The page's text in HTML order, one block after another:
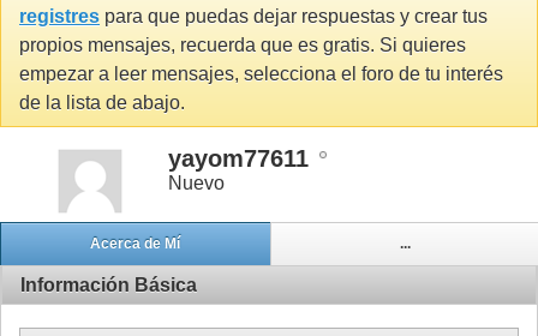
registres para que puedas dejar respuestas y crear tus
propios mensajes, recuerda que es gratis. Si quieres
empezar a leer mensajes, selecciona el foro de tu interés
de la lista de abajo.
yayom77611
Nuevo
Acerca de Mí ...
Información Básica